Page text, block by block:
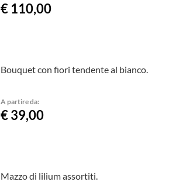
€ 110,00
Bouquet con fiori tendente al bianco.
A partire da:
€ 39,00
Mazzo di lilium assortiti.